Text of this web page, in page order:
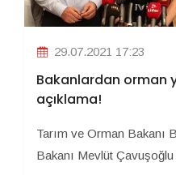
29.07.2021 17:23
Bakanlardan orman
açıklama!
Tarım ve Orman Bakanı
Bakanı Mevlüt